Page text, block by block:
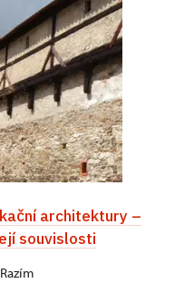
architektury –
souvislosti